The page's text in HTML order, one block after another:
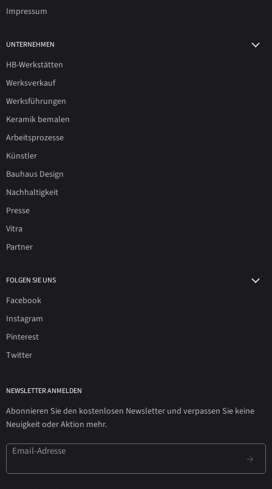
Impressum
UNTERNEHMEN
HB-Werkstätten
Werksverkauf
Werksführungen
Keramik bemalen
Arbeitsprozesse
Künstler
Bauhaus Design
Nachhaltigkeit
Presse
Vitra
Partner
FOLGEN SIE UNS
Facebook
Instagram
Pinterest
Twitter
NEWSLETTER ANMELDEN
Abonnieren Sie den kostenlosen Newsletter und verpassen Sie keine
Neuigkeit oder Aktion mehr.
Email-Adresse